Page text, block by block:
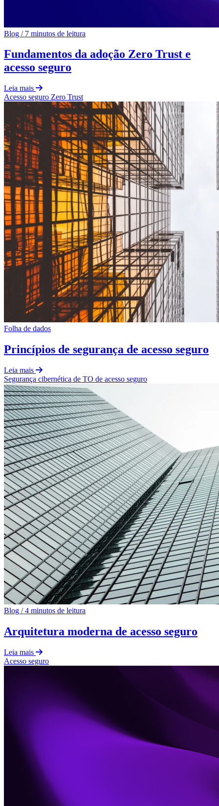
Blog /7 minutos de leitura
Fundamentos da adoção Zero Trust e
acesso seguro
Leia mais
Acesso seguro Zero Trust
Folha de dados
Princípios de segurança de acesso seguro
Leia mais
Segurança cibernética de TO de acesso seguro
Blog /4 minutos de leitura
Arquitetura moderna de acesso seguro
Leia mais
Acesso seguro